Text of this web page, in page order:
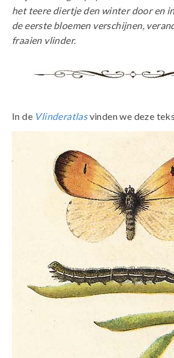
het teere diertje den winter door en
de eerste bloemen verschijnen,
fraaien vlinder.
In de Vlinderatlasvinden we deze